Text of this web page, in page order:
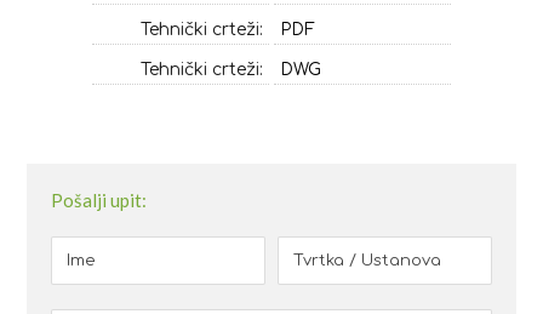
Tehnički crteži: PDF
Tehnički crteži: DWG
Pošalji upit: